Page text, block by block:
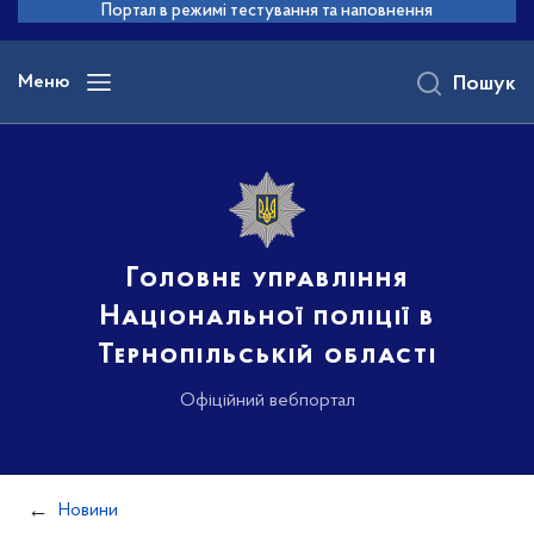
основного
вмісту
Портал в режимі тестування та наповнення
Меню
Головне управління
Національної поліції в
Тернопільській області
Офіційний вебпортал
Пошук
Новини